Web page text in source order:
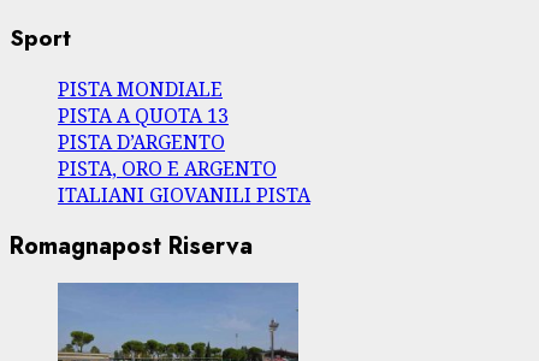
Sport
PISTA MONDIALE
PISTA A QUOTA 13
PISTA D’ARGENTO
PISTA, ORO E ARGENTO
ITALIANI GIOVANILI PISTA
Romagnapost Riserva